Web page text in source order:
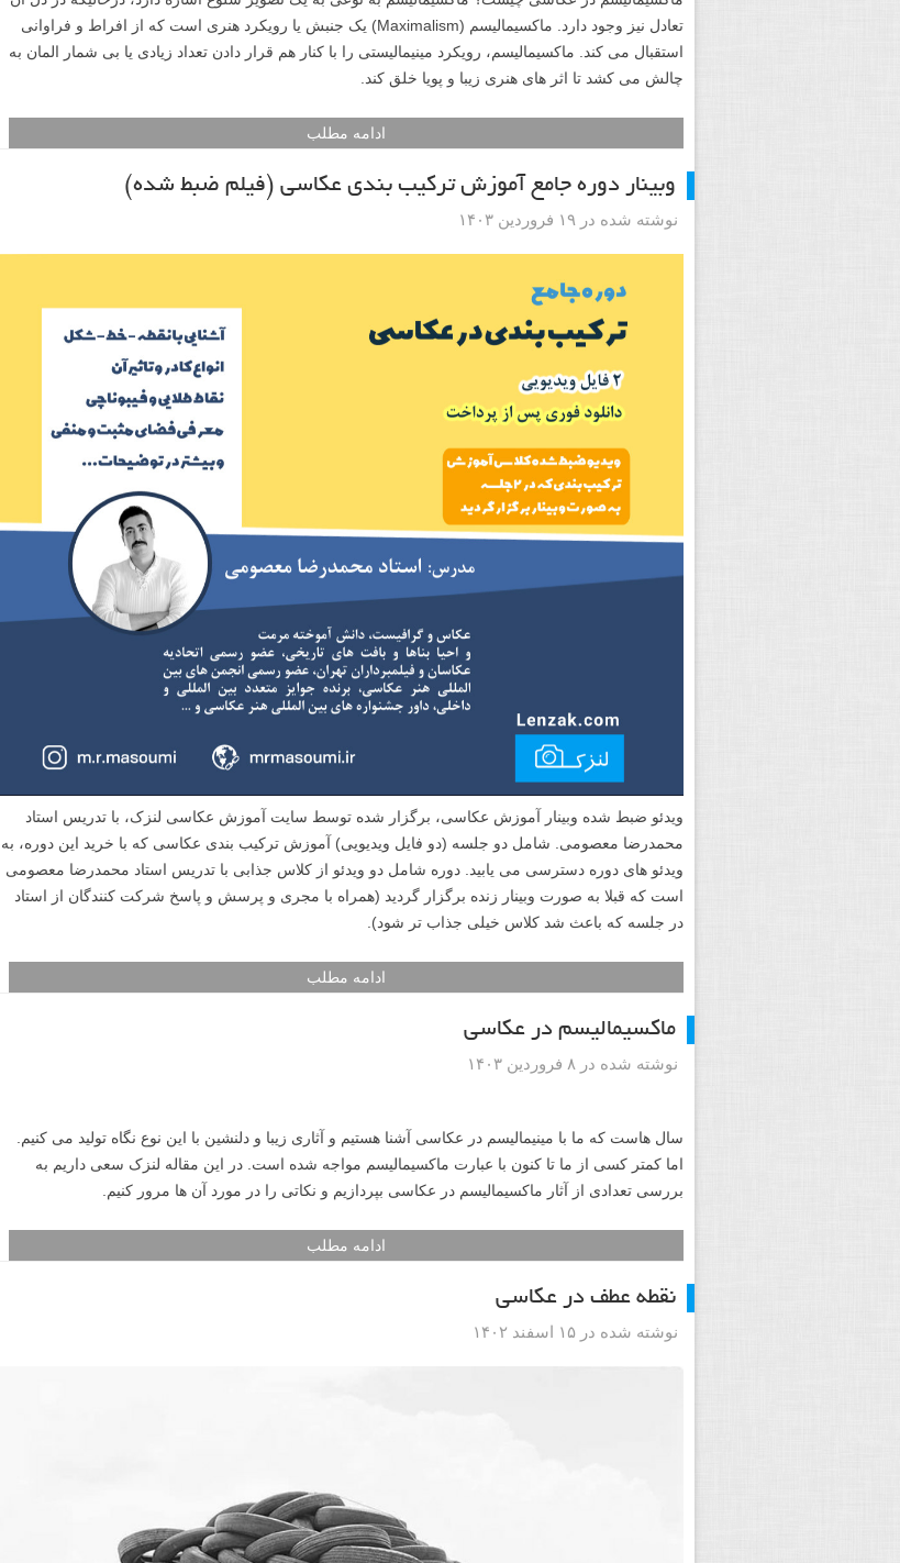
تعادل نیز وجود دارد. ماکسیمالیسم (Maximalism) یک جنبش یا رویکرد هنری است که از افراط و فراوانی
استقبال می کند. ماکسیمالیسم، رویکرد مینیمالیستی را با کنار هم قرار دادن تعداد زیادی یا بی شمار المان به
چالش می کشد تا اثر های هنری زیبا و پویا خلق کند.
ادامه مطلب
وبینار دوره جامع آموزش ترکیب بندی عکاسی (فیلم ضبط شده)
نوشته شده در ۱۹ فروردین ۱۴۰۳
ویدئو ضبط شده وبینار آموزش عکاسی، برگزار شده توسط سایت آموزش عکاسی لنزک، با تدریس استاد
محمدرضا معصومی. شامل دو جلسه (دو فایل ویدیویی) آموزش ترکیب بندی عکاسی که با خرید این دوره، به
ویدئو های دوره دسترسی می یابید. دوره شامل دو ویدئو از کلاس جذابی با تدریس استاد محمدرضا معصومی
است که قبلا به صورت وبینار زنده برگزار گردید (همراه با مجری و پرسش و پاسخ شرکت کنندگان از استاد
در جلسه که باعث شد کلاس خیلی جذاب تر شود).
ادامه مطلب
ماکسیمالیسم در عکاسی
نوشته شده در ۸ فروردین ۱۴۰۳